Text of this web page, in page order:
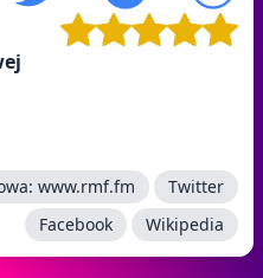
www.rmf.fm
Twitter
Facebook
Wikipedia